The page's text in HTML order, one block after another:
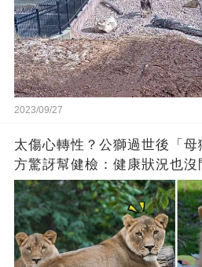
2023/09/27
太傷心轉性？公獅過世後「
方驚訝幫健檢：健康狀況也